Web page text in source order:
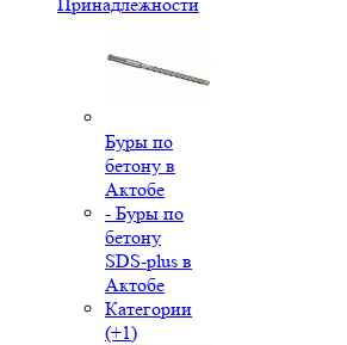
Буры по
бетону в
Актобе
- Буры по
бетону
SDS-plus в
Актобе
Категории
(+1)